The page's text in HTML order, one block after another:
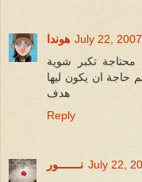
هوندا July 22,
محتاجة تكبر شوية
حاجة ان يكون ليها
هدف
Reply
نـــــــور July 22,